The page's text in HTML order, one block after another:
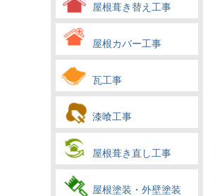
屋根葺き替え工事
屋根カバー工事
瓦工事
漆喰工事
屋根葺き直し工事
屋根塗装・外壁塗装